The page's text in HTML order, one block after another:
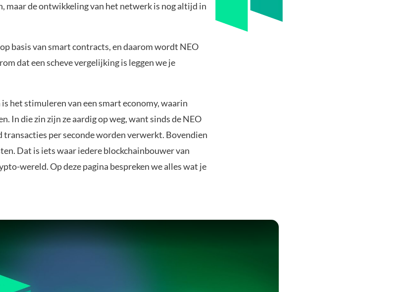
de ontwikkeling van het netwerk is nog altijd in
basis van smart contracts, en daarom wordt NEO
dat een scheve vergelijking is leggen we je
het stimuleren van een smart economy, waarin
In die zin zijn ze aardig op weg, want sinds de NEO
per seconde worden verwerkt. Bovendien
Dat is iets waar iedere blockchainbouwer van
wereld. Op deze pagina bespreken we alles wat je